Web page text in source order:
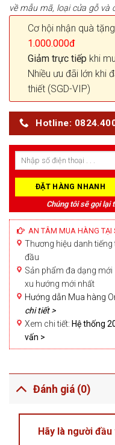
về mẫu mã, loại cửa gỗ và
Cơ hội nhận quà tặng
1.000.000đ
Giảm trực tiếp khi
Nhiều ưu đãi lớn khi
thiết (SGD-VIP)
Hotline:
Chúng tôi sẽ gọi lại
AN TÂM MUA HÀNG TẠI
Thương hiệu danh tiếng
đầu
Sản phẩm đa dạng
xu hướng mới nhất
Hướng dẫn Mua hàng
chi tiết >
Xem chi tiết: Hệ thống
vấn >
Đánh giá (0)
Hãy là người đầu